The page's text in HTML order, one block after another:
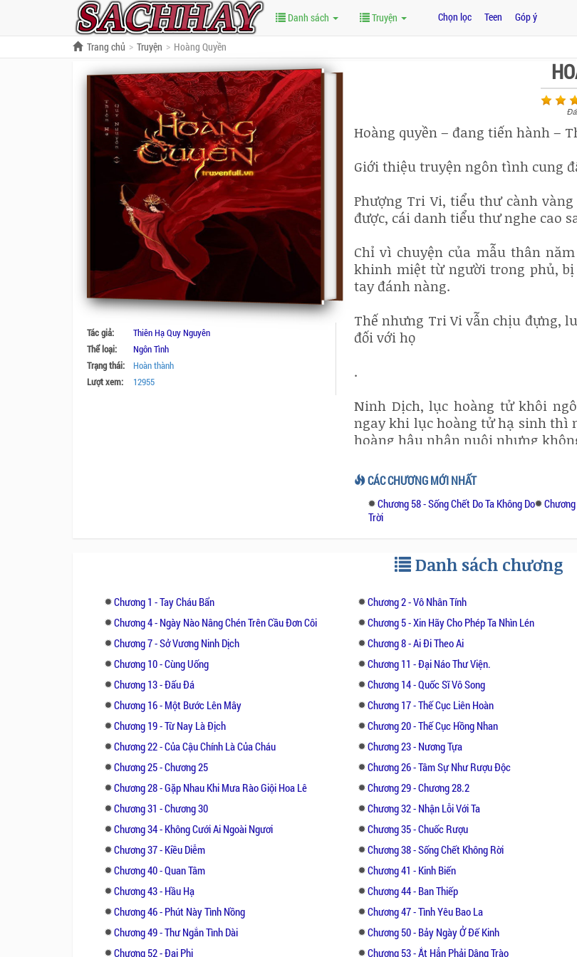
Danh sách Truyện Chọn lọc Teen Góp ý
Trang chủ Truyện Hoàng Quyền
Tác giả:
Thiên Hạ Quy Nguyên
Thể loại:
Ngôn Tình
Trạng thái:
Hoàn thành
Lượt xem:
12955
Hoàng quyền – đang tiến hành –
Giới thiệu truyện ngôn tình cung
Phượng Tri Vi, tiểu thư cành
được, cái danh tiểu thư nghe cao
Chỉ vì chuyện của mẫu thân
khinh miệt từ người trong phủ,
tay đánh nàng.
Thế nhưng Tri Vi vẫn chịu đựng,
đối với họ
.
Ninh Dịch, lục hoàng tử khôi
ngay khi lục hoàng tử hạ sinh thì
hoàng hậu nhận nuôi nhưng
Đặc biệt, ba tuổi mới chịu mở
đỉnh. Lên năm thì đánh bại thiên
Cả hai tính cách đều lạnh nhạt,
Thế nhưng quá khứ lại không
vào những mưu quyền đoạt vị.
từ những đứa trẻ đơn thuần mà
Khi đã là vợ chồng, thì nàng và
Hắn muốn lật đổ nàng, nàng
người gia thế bất minh che giấu
Hoàng quyền vừa thay, mọi thứ
ra một giai thoại lưu truyền muôn
CÁC CHƯƠNG MỚI NHẤT
Chương 58 - Sống Chết Do Ta Không Do
Trời
Danh sách chương
Chương 1 - Tay Cháu Bẩn Chương 2 - Vô Nhân Tính
Chương 4 - Ngày Nào Nâng Chén Trên Cầu Đơn Côi
Chương 5 - Xin Hãy Cho Phép Ta Nhìn Lén
Chương 7 - Sở Vương Ninh Dịch
Chương 8 - Ai Đi Theo Ai
Chương 10 - Cùng Uống
Chương 11 - Đại Náo Thư Viện.
Chương 13 - Đấu Đá
Chương 14 - Quốc Sĩ Vô Song
Chương 16 - Một Bước Lên Mây
Chương 17 - Thế Cục Liên Hoàn
Chương 19 - Từ Nay Là Địch
Chương 20 - Thế Cục Hồng Nhan
Chương 22 - Của Cậu Chính Là Của Cháu
Chương 23 - Nương Tựa
Chương 25 - Chương 25
Chương 26 - Tâm Sự Như Rượu Độc
Chương 28 - Gặp Nhau Khi Mưa Rào Giội Hoa Lê
Chương 29 - Chương 28.2
Chương 31 - Chương 30
Chương 32 - Nhận Lỗi Với Ta
Chương 34 - Không Cưới Ai Ngoài Ngươi
Chương 35 - Chuốc Rượu
Chương 37 - Kiều Diễm
Chương 38 - Sống Chết Không Rời
Chương 40 - Quan Tâm
Chương 41 - Kinh Biến
Chương 43 - Hầu Hạ
Chương 44 - Ban Thiếp
Chương 46 - Phút Này Tình Nồng
Chương 47 - Tình Yêu Bao La
Chương 49 - Thư Ngắn Tình Dài
Chương 50 - Bảy Ngày Ở Đế Kinh
Chương 52 - Đại Phi
Chương 53 - Ắt Hẳn Phải Dâng Trào